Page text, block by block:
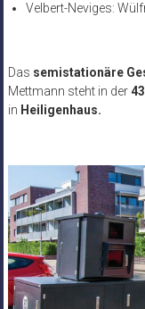
Velbert-Neviges:
Das semistationäre
Mettmann steht in der
in Heiligenhaus.